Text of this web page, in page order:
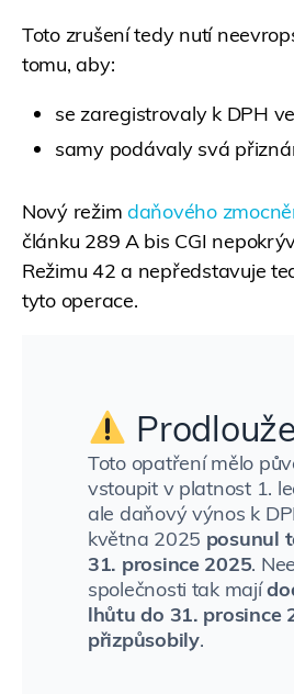
Toto zrušení tedy nutí
tomu, aby:
se zaregistrovaly k DPH
samy podávaly svá
Nový režimdaňového
článku 289 A bis CGI
Režimu 42 a nepředstavuje
tyto operace.
Toto opatření mělo
vstoupit v platnost 1.
ale daňový výnos k
května 2025 posunul
31. prosince 2025.
společnosti tak mají
lhůtu do 31. prosince
přizpůsobily.